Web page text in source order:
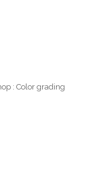
: Color grading